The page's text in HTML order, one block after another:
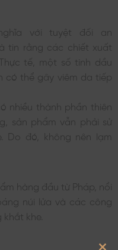
với tuyệt đối an
tin rằng các chiết xuất
tế, một số tinh dầu
có thể gây viêm da tiếp
nhiều thành phần thiên
sản phẩm vẫn phải sử
Do đó, không nên lạm
hàng đầu từ Pháp, nổi
núi lửa và các công
khe.